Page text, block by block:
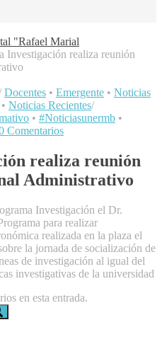
"Rafael Marial
Investigación realiza reunión
Docentes • Emergente • Noticias
• Noticias Recientes/
• #Noticiasunermb •
Comentarios
realiza reunión
Administrativo
Investigación el Dr.
para realizar
realizada en la plaza el
la jornada de socialización de
de investigación al igual del
investigativas de la universidad
en esta entrada.